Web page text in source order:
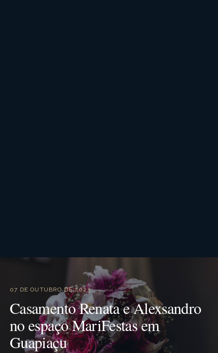
07 DE OUTUBRO DE 2023
Casamento Renata e Alexsandro
no espaço MariFestas em
Guapiaçu